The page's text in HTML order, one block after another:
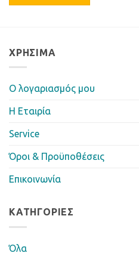
ΧΡΉΣΙΜΑ
Ο λογαριασμός μου
Η Eταιρία
Service
Όροι & Προϋποθέσεις
Επικοινωνία
ΚΑΤΗΓΟΡΊΕΣ
Όλα